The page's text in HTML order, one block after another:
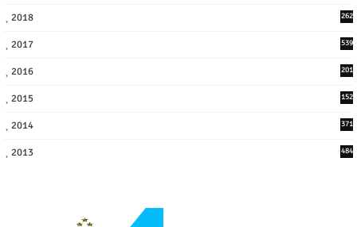
2018
262
2017
539
2016
201
2015 152
2014 371
2013 484